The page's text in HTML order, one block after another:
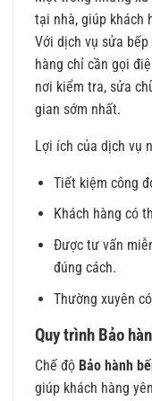
tại nhà, giúp khách
Với dịch vụ sửa
hàng chỉ cần gọi
nơi kiểm tra, sửa
gian sớm nhất.
Lợi ích của dịch vụ
Tiết kiệm công
Khách hàng có
Được tư vấn
đúng cách.
Thường xuyên
Quy trình Bảo
Chế độ Bảo hành
giúp khách hàng